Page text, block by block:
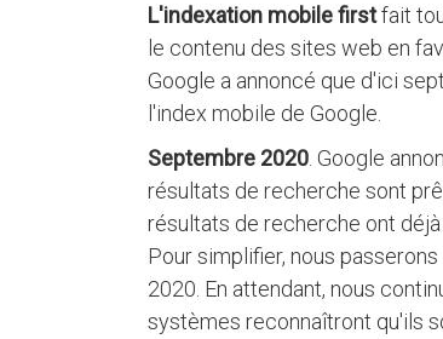
L'indexation mobile firstfait
le contenu des sites web en
Google a annoncé que d'ici
l'index mobile de Google.
Septembre 2020 . Google
résultats de recherche sont
résultats de recherche ont déjà
Pour simplifier, nous passerons
2020. En attendant, nous
systèmes reconnaîtront qu'ils